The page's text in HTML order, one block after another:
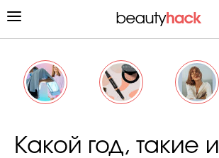
Личный опыт
Какой год, такие и